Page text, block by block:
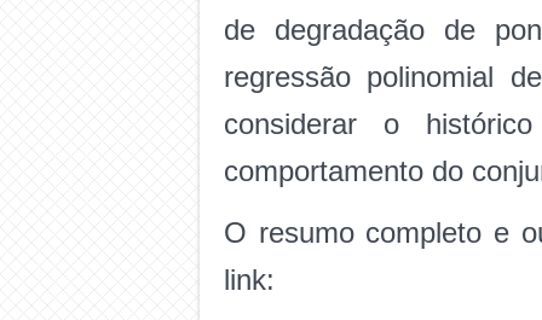
de degradação de
regressão polinomial
considerar o
comportamento do
O resumo completo e
link: